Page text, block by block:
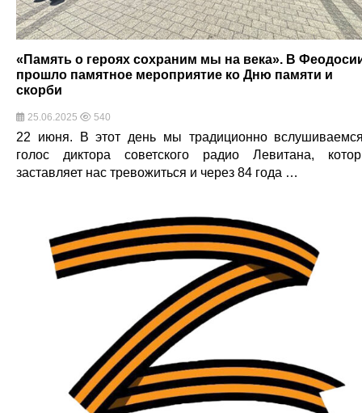
«Память о героях сохраним мы на века». В
прошло памятное мероприятие ко Дню памяти и
скорби
25.06.2025 540
22 июня. В этот день мы традиционно
голос диктора советского радио Левитана,
заставляет нас тревожиться и через 84 года …